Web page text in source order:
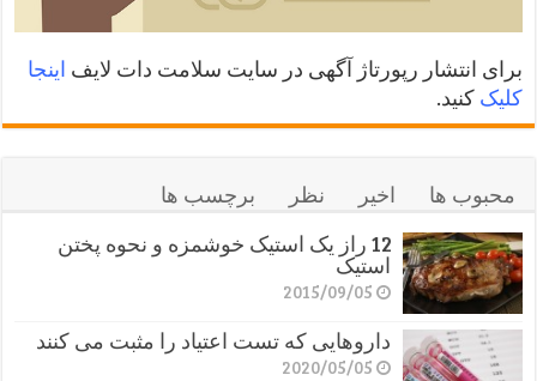
برای انتشار رپورتاژ آگهی در سایت سلامت دات لایف اینجا
کلیک کنید.
محبوب ها اخیر نظر
برچسب ها
12 راز یک استیک خوشمزه و نحوه پختن
استیک
2015/09/05
داروهایی که تست اعتیاد را مثبت می کنند
2020/05/05